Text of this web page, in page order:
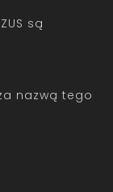
są
nazwą tego